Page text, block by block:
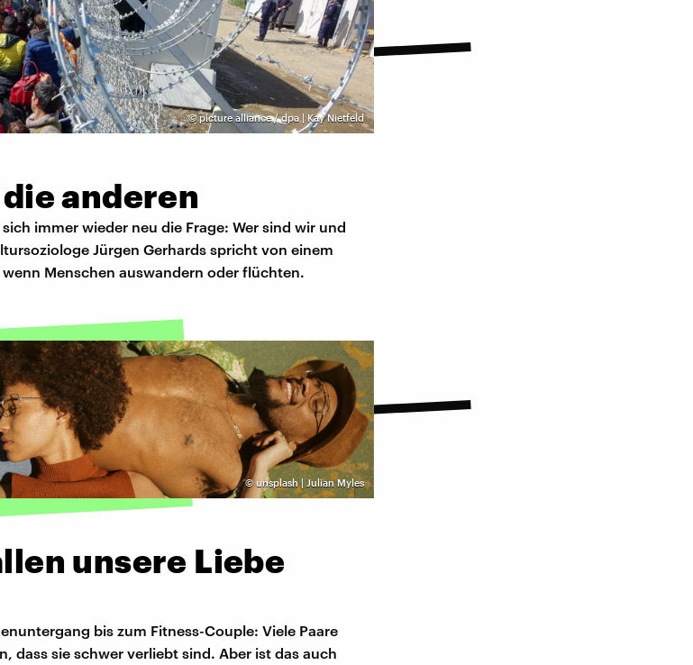
©picture alliance / dpa | Kay Nietfeld
anderen
immer wieder neu die Frage: Wer sind wir und
Jürgen Gerhards spricht von einem
Menschen auswandern oder flüchten.
© unsplash | Julian Myles
unsere Liebe
bis zum Fitness-Couple: Viele Paare
dass sie schwer verliebt sind. Aber ist das auch